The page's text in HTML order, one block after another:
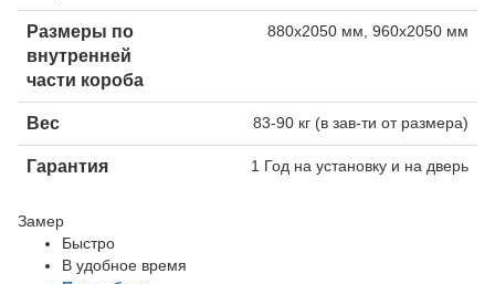
Размеры по
внутренней
части короба
880х2050 мм, 960х2050 мм
Вес 83-90 кг (в зав-ти от размера)
Гарантия 1 Год на установку и на дверь
Замер
Быстро
В удобное время